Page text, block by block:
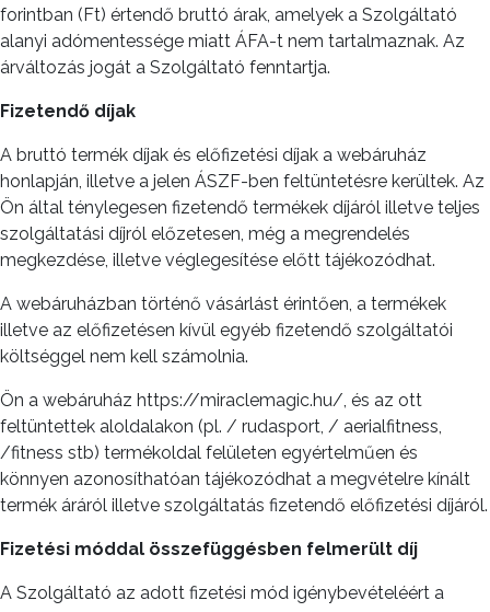
forintban (Ft) értendő bruttó árak, amelyek a Szolgáltató
alanyi adómentessége miatt ÁFA-t nem tartalmaznak. Az
árváltozás jogát a Szolgáltató fenntartja.
Fizetendő díjak
A bruttó termék díjak és előfizetési díjak a webáruház
honlapján, illetve a jelen ÁSZF-ben feltüntetésre kerültek. Az
Ön által ténylegesen fizetendő termékek díjáról illetve teljes
szolgáltatási díjról előzetesen, még a megrendelés
megkezdése, illetve véglegesítése előtt tájékozódhat.
A webáruházban történő vásárlást érintően, a termékek
illetve az előfizetésen kívül egyéb fizetendő szolgáltatói
költséggel nem kell számolnia.
Ön a webáruház https://miraclemagic.hu/, és az ott
feltüntettek aloldalakon (pl. / rudasport, / aerialfitness,
/fitness stb) termékoldal felületen egyértelműen és
könnyen azonosíthatóan tájékozódhat a megvételre kínált
termék áráról illetve szolgáltatás fizetendő előfizetési díjáról.
Fizetési móddal összefüggésben felmerült díj
A Szolgáltató az adott fizetési mód igénybevételéért a